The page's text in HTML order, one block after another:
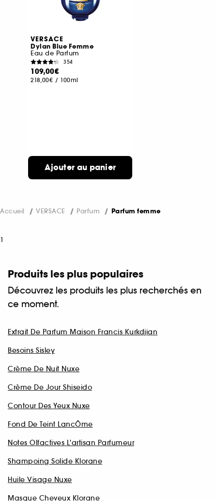
VERSACE
Dylan Blue Femme
Eau de Parfum
354
109,00€
218,00€ / 100ml
Ajouter au panier
Accueil VERSACE Parfum Parfum femme
1
Produits les plus populaires
Découvrez les produits les plus recherchés en
ce moment.
Extrait De Parfum Maison Francis Kurkdjian
Besoins Sisley
Crème De Nuit Nuxe
Crème De Jour Shiseido
Contour Des Yeux Nuxe
Fond De Teint LancÔme
Notes Olfactives L'artisan Parfumeur
Shampoing Solide Klorane
Huile Visage Nuxe
Masque Cheveux Klorane